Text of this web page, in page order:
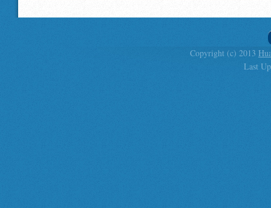
Copyright (c) 2013
Last